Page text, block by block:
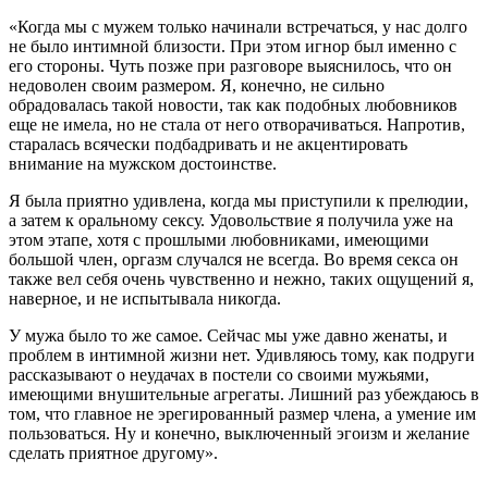
«Когда мы с мужем только начинали встречаться, у нас долго
не было интимной близости. При этом игнор был именно с
его стороны. Чуть позже при разговоре выяснилось, что он
недоволен своим размером. Я, конечно, не сильно
обрадовалась такой новости, так как подобных любовников
еще не имела, но не стала от него отворачиваться. Напротив,
старалась всячески подбадривать и не акцентировать
внимание на мужском достоинстве.
Я была приятно удивлена, когда мы приступили к прелюдии,
а затем к оральному сексу. Удовольствие я получила уже на
этом этапе, хотя с прошлыми любовниками, имеющими
большой член, оргазм случался не всегда. Во время секса он
также вел себя очень чувственно и нежно, таких ощущений я,
наверное, и не испытывала никогда.
У мужа было то же самое. Сейчас мы уже давно женаты, и
проблем в интимной жизни нет. Удивляюсь тому, как подруги
рассказывают о неудачах в постели со своими мужьями,
имеющими внушительные агрегаты. Лишний раз убеждаюсь в
том, что главное не эрегированный размер члена, а умение им
пользоваться. Ну и конечно, выключенный эгоизм и желание
сделать приятное другому».